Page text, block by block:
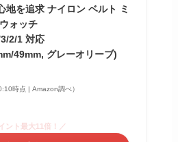
地を追求 ナイロン ベルト ミ
ォッチ
2/1 対応
49mm, グレーオリーブ)
時点 | Amazon調べ）
ント最大11倍！／